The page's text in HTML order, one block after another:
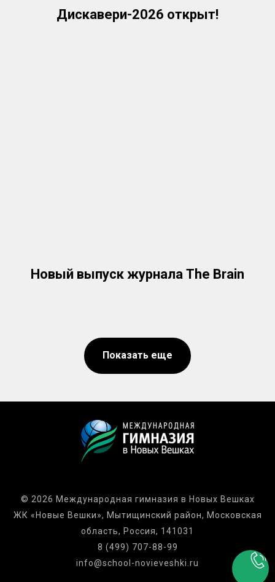
Дискавери-2026 открыт!
Новый выпуск журнала The Brain
Показать еще
© 2026 Международная гимназия в Новых Вешках
ЖК «Новые Вешки», Мытищинский район, Московская
область, Россия, 141031
8 (499) 707-88-99
info@school-novieveshki.ru